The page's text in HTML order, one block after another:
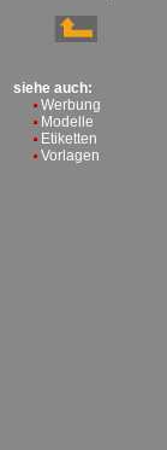
siehe auch:
Werbung
Modelle
Etiketten
Vorlagen